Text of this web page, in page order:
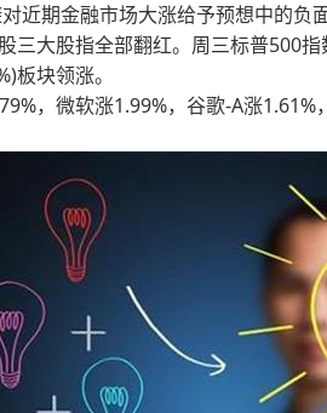
近期金融市场大涨给予预想中的负
三大股指全部翻红。周三标普500
板块领涨。
，微软涨1.99%，谷歌-A涨